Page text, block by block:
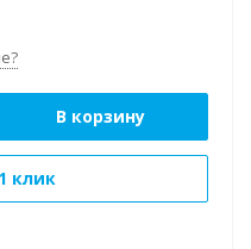
В корзину
клик